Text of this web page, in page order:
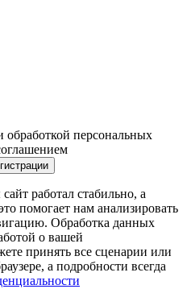
персональных
работал стабильно, а
помогает нам анализировать
Обработка данных
о вашей
принять все сценарии или
а подробности всегда